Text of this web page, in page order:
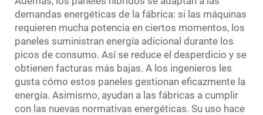
demandas energéticas de la fábrica: si las máquinas
requieren mucha potencia en ciertos momentos, los
paneles suministran energía adicional durante los
picos de consumo. Así se reduce el desperdicio y se
obtienen facturas más bajas. A los ingenieros les
gusta cómo estos paneles gestionan eficazmente la
energía. Asimismo, ayudan a las fábricas a cumplir
con las nuevas normativas energéticas. Su uso hace